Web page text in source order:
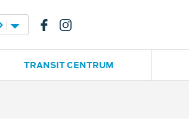
TRANSIT CENTRUM